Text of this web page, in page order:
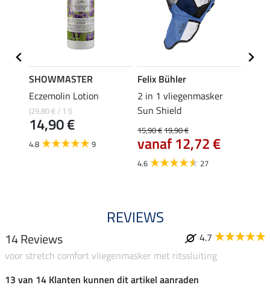
SHOWMASTER
Eczemolin Lotion
(29,80 € / 1 l)
14,90 €
4.8 9
Felix Bühler
2 in 1 vliegenmasker
Sun Shield
15,90 €19,90 €
vanaf 12,72 €
4.6 27
REVIEWS
14 Reviews
4.7
voor stretch comfort vliegenmasker met ritssluiting
13 van 14 Klanten kunnen dit artikel aanraden